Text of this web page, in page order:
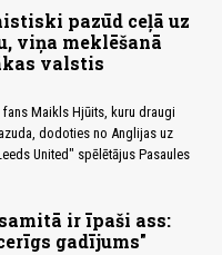
pazūd ceļā uz
viņa meklēšanā
valstis
Maikls Hjūits, kuru draugi
dodoties no Anglijas uz
United" spēlētājus Pasaules
ir īpaši ass:
gadījums"